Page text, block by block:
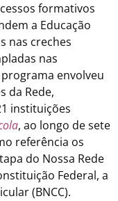
formativos
a Educação
nas creches
nas
envolveu
da Rede,
instituições
, ao longo de sete
referência os
do Nossa Rede
Federal, a
(BNCC).